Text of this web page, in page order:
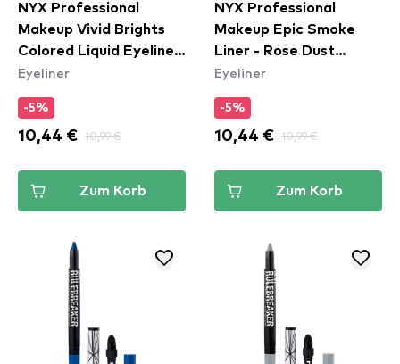
NYX Professional
Makeup Vivid Brights
Colored Liquid Eyeliner
- Don't Pink Twice
Eyeliner
-5%
10,44 € 10,99 €
Zum Korb
NYX Professional
Makeup Epic Smoke
Liner - Rose Dust
(ESL04)
Eyeliner
-5%
10,44 € 10,99 €
Zum Korb